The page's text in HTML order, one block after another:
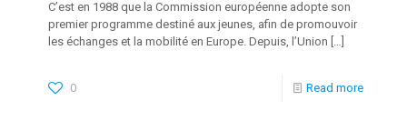
C’est en 1988 que la Commission européenne adopte son
premier programme destiné aux jeunes, afin de promouvoir
les échanges et la mobilité en Europe. Depuis, l’Union […]
0 Read more